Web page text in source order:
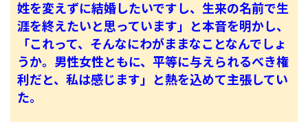
姓を変えずに結婚したいですし、生来の名前で生
涯を終えたいと思っています」と本音を明かし、
「これって、そんなにわがままなことなんでしょ
うか。男性女性ともに、平等に与えられるべき権
利だと、私は感じます」と熱を込めて主張してい
た。